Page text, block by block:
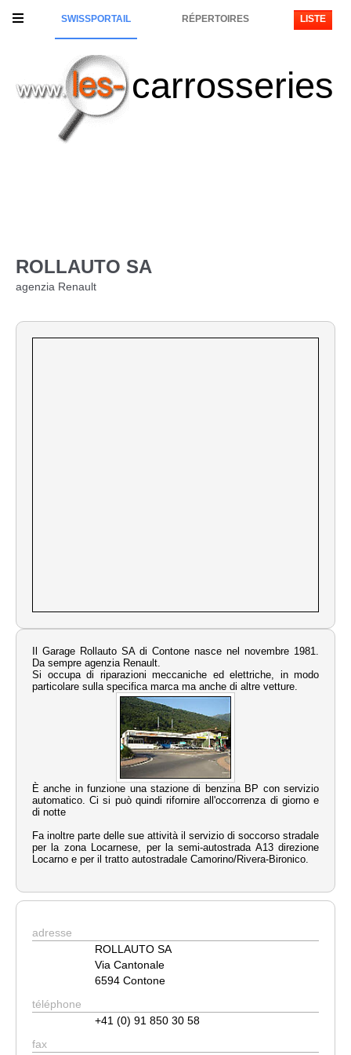
SWISSPORTAIL RÉPERTOIRES LISTE
carrosseries
ROLLAUTO SA
agenzia Renault
Il Garage Rollauto SA di Contone nasce nel novembre 1981.
Da sempre agenzia Renault.
Si occupa di riparazioni meccaniche ed elettriche, in modo
particolare sulla specifica marca ma anche di altre vetture.
È anche in funzione una stazione di benzina BP con servizio
automatico.Ci si può quindi rifornire all'occorrenza di giorno e
di notte
Fa inoltre parte delle sue attività il servizio di soccorso stradale
per la zona Locarnese, per la semi-autostrada A13 direzione
Locarno e per il tratto autostradale Camorino/Rivera-Bironico.
adresse
ROLLAUTO SA
Via Cantonale
6594 Contone
téléphone
+41 (0) 91 850 30 58
fax